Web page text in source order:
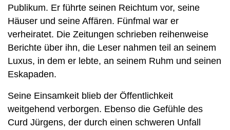
Publikum. Er führte seinen Reichtum vor, seine
Häuser und seine Affären. Fünfmal war er
verheiratet. Die Zeitungen schrieben reihenweise
Berichte über ihn, die Leser nahmen teil an seinem
Luxus, in dem er lebte, an seinem Ruhm und seinen
Eskapaden.
Seine Einsamkeit blieb der Öffentlichkeit
weitgehend verborgen. Ebenso die Gefühle des
Curd Jürgens, der durch einen schweren Unfall